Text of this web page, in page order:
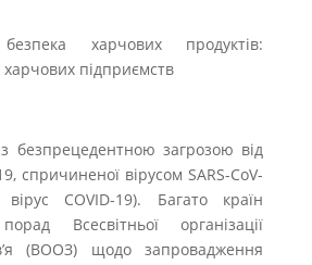
харчових продуктів:
підприємств
безпрецедентною загрозою від
спричиненої вірусом SARS-CoV-
COVID-19). Багато країн
Всесвітньої організації
(ВООЗ) щодо запровадження